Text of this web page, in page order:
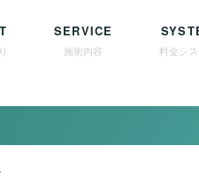
SERVICE
施術内容 料金シ
得